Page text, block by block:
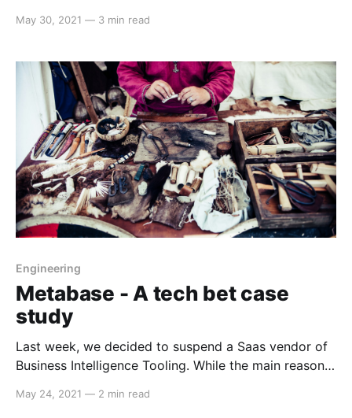
phố lớn, bằng cách kết nối nhu cầu của khách hàng
May 30, 2021 — 3 min read
Engineering
Metabase - A tech bet case
study
Last week, we decided to suspend a Saas vendor of
Business Intelligence Tooling. While the main reason
of users, we also found that we already built a great
May 24, 2021 — 2 min read